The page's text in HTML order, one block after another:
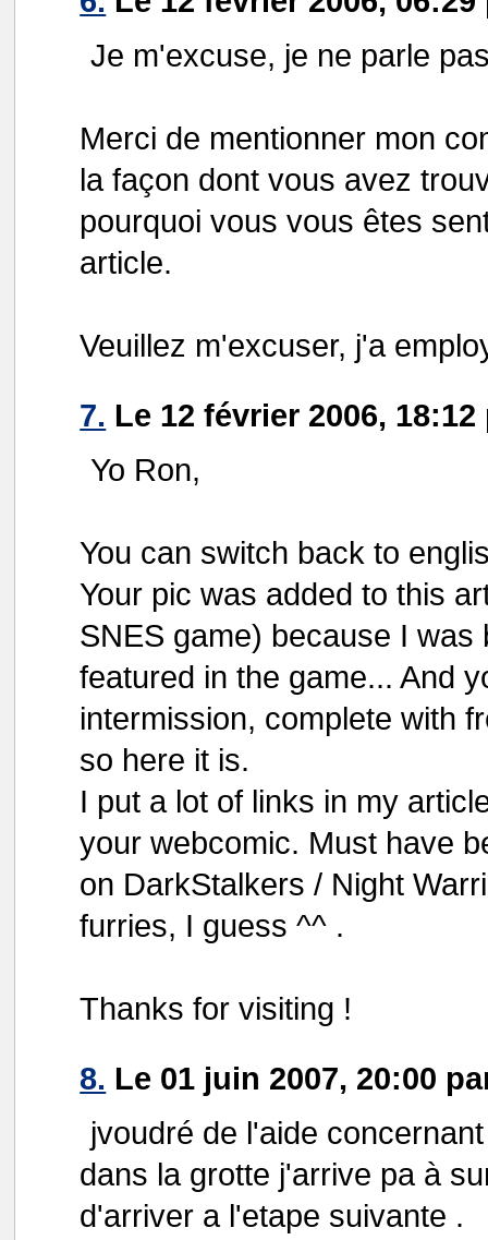
Je m'excuse, je ne parle
Merci de mentionner mon
la façon dont vous avez
pourquoi vous vous êtes
article.
Veuillez m'excuser, j'a
7. Le 12 février 2006,
Yo Ron,
You can switch back to
Your pic was added to this
SNES game) because I
featured in the game... And
intermission, complete with
so here it is.
I put a lot of links in my
your webcomic. Must have
on DarkStalkers / Night
furries, I guess ^^ .
Thanks for visiting !
8. Le 01 juin 2007, 20:00
jvoudré de l'aide
dans la grotte j'arrive pa à
d'arriver a l'etape suivante .